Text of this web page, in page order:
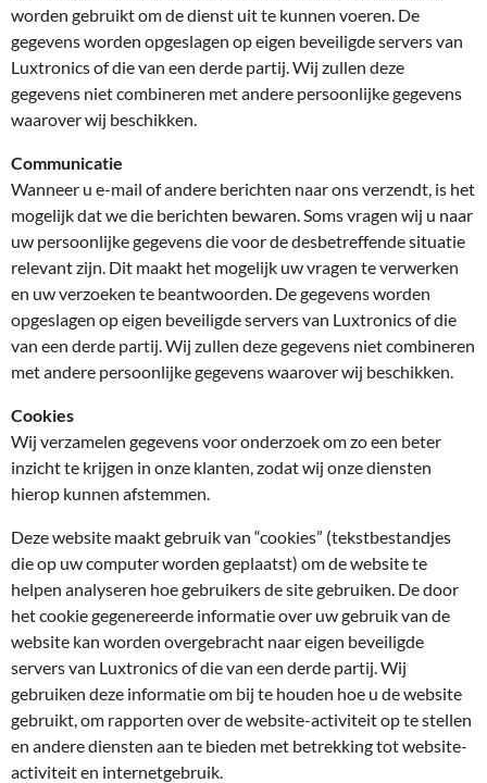
worden gebruikt om de dienst uit te kunnen voeren. De
gegevens worden opgeslagen op eigen beveiligde servers van
Luxtronics of die van een derde partij. Wij zullen deze
gegevens niet combineren met andere persoonlijke gegevens
waarover wij beschikken.
Communicatie
Wanneer u e-mail of andere berichten naar ons verzendt, is het
mogelijk dat we die berichten bewaren. Soms vragen wij u naar
uw persoonlijke gegevens die voor de desbetreffende situatie
relevant zijn. Dit maakt het mogelijk uw vragen te verwerken
en uw verzoeken te beantwoorden. De gegevens worden
opgeslagen op eigen beveiligde servers van Luxtronics of die
van een derde partij. Wij zullen deze gegevens niet combineren
met andere persoonlijke gegevens waarover wij beschikken.
Cookies
Wij verzamelen gegevens voor onderzoek om zo een beter
inzicht te krijgen in onze klanten, zodat wij onze diensten
hierop kunnen afstemmen.
Deze website maakt gebruik van “cookies” (tekstbestandjes
die op uw computer worden geplaatst) om de website te
helpen analyseren hoe gebruikers de site gebruiken. De door
het cookie gegenereerde informatie over uw gebruik van de
website kan worden overgebracht naar eigen beveiligde
servers van Luxtronics of die van een derde partij. Wij
gebruiken deze informatie om bij te houden hoe u de website
gebruikt, om rapporten over de website-activiteit op te stellen
en andere diensten aan te bieden met betrekking tot website-
activiteit en internetgebruik.